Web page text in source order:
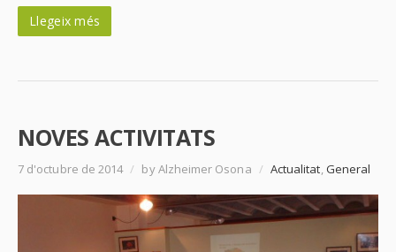
Llegeix més
NOVES ACTIVITATS
7 d'octubre de 2014 / by Alzheimer Osona / Actualitat,General